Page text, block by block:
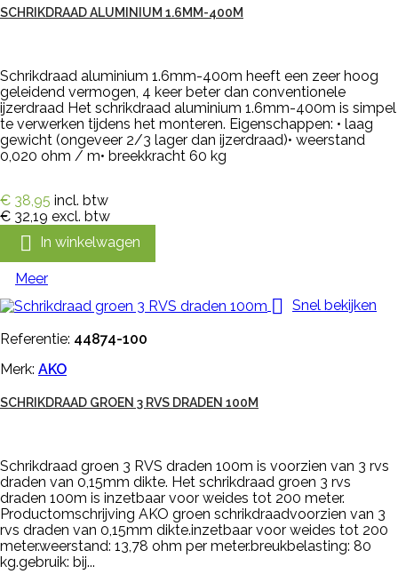
SCHRIKDRAAD ALUMINIUM 1.6MM-400M
Schrikdraad aluminium 1.6mm-400m heeft een zeer hoog
geleidend vermogen, 4 keer beter dan conventionele
ijzerdraad Het schrikdraad aluminium 1.6mm-400m is simpel
te verwerken tijdens het monteren. Eigenschappen: • laag
gewicht (ongeveer 2/3 lager dan ijzerdraad)• weerstand
0,020 ohm / m• breekkracht 60 kg
€ 38,95 incl. btw
€ 32,19 excl. btw
 In winkelwagen
Meer
 Snel bekijken
Referentie: 44874-100
Merk: AKO
SCHRIKDRAAD GROEN 3 RVS DRADEN 100M
Schrikdraad groen 3 RVS draden 100m is voorzien van 3 rvs
draden van 0,15mm dikte. Het schrikdraad groen 3 rvs
draden 100m is inzetbaar voor weides tot 200 meter.
Productomschrijving AKO groen schrikdraadvoorzien van 3
rvs draden van 0,15mm dikte.inzetbaar voor weides tot 200
meter.weerstand: 13,78 ohm per meter.breukbelasting: 80
kg.gebruik: bij...